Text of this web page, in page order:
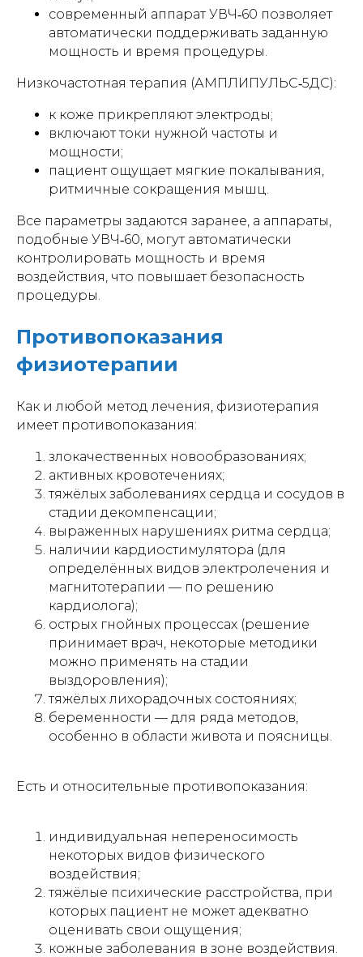
современный аппарат УВЧ‑60 позволяет
автоматически поддерживать заданную
мощность и время процедуры.
Низкочастотная терапия (АМПЛИПУЛЬС‑5ДС):
к коже прикрепляют электроды;
включают токи нужной частоты и
мощности;
пациент ощущает мягкие покалывания,
ритмичные сокращения мышц.
Все параметры задаются заранее, а аппараты,
подобные УВЧ‑60, могут автоматически
контролировать мощность и время
воздействия, что повышает безопасность
процедуры.
Противопоказания
физиотерапии
Как и любой метод лечения, физиотерапия
имеет противопоказания:
злокачественных новообразованиях;
активных кровотечениях;
тяжёлых заболеваниях сердца и сосудов в
стадии декомпенсации;
выраженных нарушениях ритма сердца;
наличии кардиостимулятора (для
определённых видов электролечения и
магнитотерапии — по решению
кардиолога);
острых гнойных процессах (решение
принимает врач, некоторые методики
можно применять на стадии
выздоровления);
тяжёлых лихорадочных состояниях;
беременности — для ряда методов,
особенно в области живота и поясницы.
Есть и относительные противопоказания:
индивидуальная непереносимость
некоторых видов физического
воздействия;
тяжёлые психические расстройства, при
которых пациент не может адекватно
оценивать свои ощущения;
кожные заболевания в зоне воздействия.